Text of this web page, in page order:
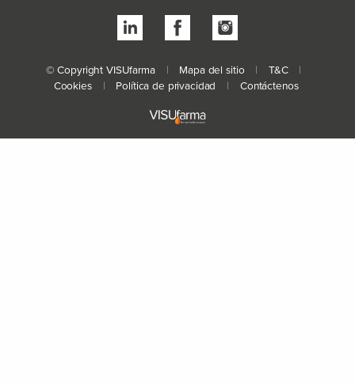
© Copyright VISUfarma | Mapa del sitio | T&C
|
Cookies
| Política de privacidad | Contáctenos